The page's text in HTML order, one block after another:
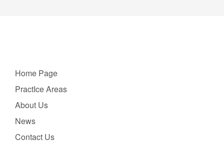
Home Page
PractIce Areas
About Us
News
Contact Us